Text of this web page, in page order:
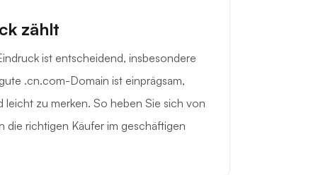
zählt
ist entscheidend, insbesondere
.cn.com-Domain ist einprägsam,
leicht zu merken. So heben Sie sich von
die richtigen Käufer im geschäftigen